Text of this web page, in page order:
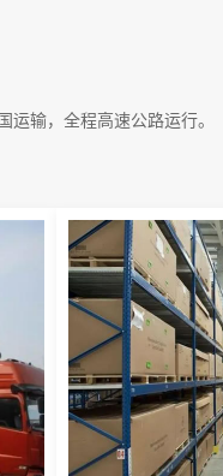
输，全程高速公路运行。